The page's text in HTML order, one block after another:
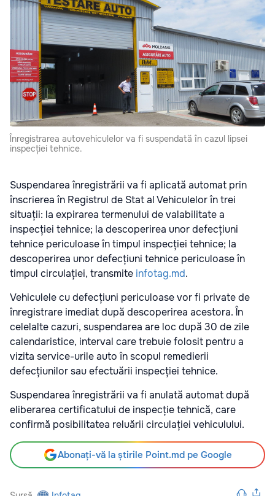
Înregistrarea autovehiculelor va fi suspendată în cazul lipsei
inspecției tehnice.
Suspendarea înregistrării va fi aplicată automat prin
înscrierea în Registrul de Stat al Vehiculelor în trei
situații: la expirarea termenului de valabilitate a
inspecției tehnice; la descoperirea unor defecțiuni
tehnice periculoase în timpul inspecției tehnice; la
descoperirea unor defecțiuni tehnice periculoase în
timpul circulației, transmite infotag.md.
Vehiculele cu defecțiuni periculoase vor fi private de
înregistrare imediat după descoperirea acestora. În
celelalte cazuri, suspendarea are loc după 30 de zile
calendaristice, interval care trebuie folosit pentru a
vizita service-urile auto în scopul remedierii
defecțiunilor sau efectuării inspecției tehnice.
Suspendarea înregistrării va fi anulată automat după
eliberarea certificatului de inspecție tehnică, care
confirmă posibilitatea reluării circulației vehiculului.
Abonați-vă la știrile Point.md pe Google